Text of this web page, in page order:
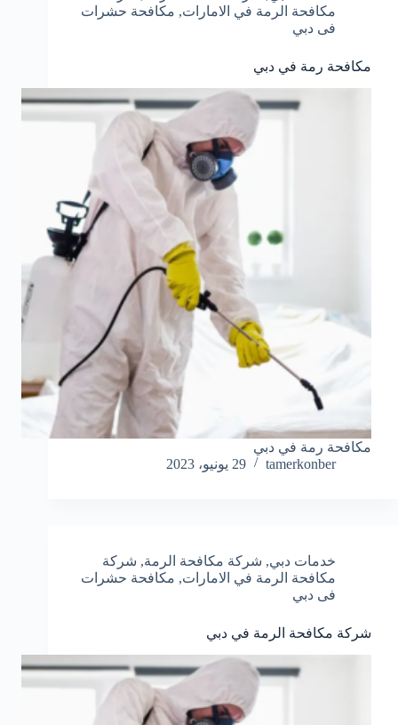
مكافحة الرمة في الامارات, مكافحة حشرات
فى دبي
مكافحة رمة في دبي
مكافحة رمة في دبي
tamerkonber
29 يونيو، 2023
خدمات دبي, شركة مكافحة الرمة, شركة
مكافحة الرمة في الامارات, مكافحة حشرات
فى دبي
شركة مكافحة الرمة في دبي